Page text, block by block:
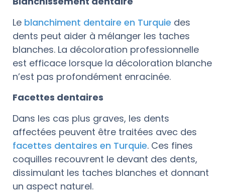
Le blanchiment dentaire en Turquie des
dents peut aider à mélanger les taches
blanches. La décoloration professionnelle
est efficace lorsque la décoloration blanche
n’est pas profondément enracinée.
Facettes dentaires
Dans les cas plus graves, les dents
affectées peuvent être traitées avec des
facettes dentaires en Turquie. Ces fines
coquilles recouvrent le devant des dents,
dissimulant les taches blanches et donnant
un aspect naturel.